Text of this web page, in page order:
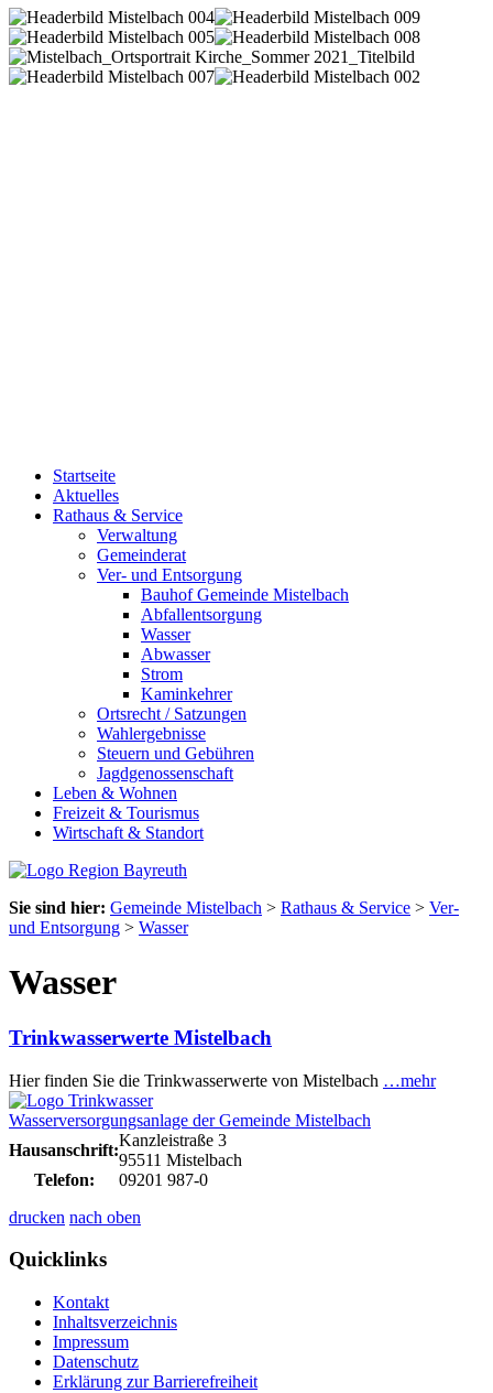
Startseite
Aktuelles
Rathaus & Service
Verwaltung
Gemeinderat
Ver- und Entsorgung
Bauhof Gemeinde Mistelbach
Abfallentsorgung
Wasser
Abwasser
Strom
Kaminkehrer
Ortsrecht / Satzungen
Wahlergebnisse
Steuern und Gebühren
Jagdgenossenschaft
Leben & Wohnen
Freizeit & Tourismus
Wirtschaft & Standort
Sie sind hier: Gemeinde Mistelbach > Rathaus & Service > Ver-
und Entsorgung > Wasser
Wasser
Trinkwasserwerte Mistelbach
Hier finden Sie die Trinkwasserwerte von Mistelbach …mehr
Wasserversorgungsanlage der Gemeinde Mistelbach
Hausanschrift:
Kanzleistraße 3
95511 Mistelbach
Telefon:
09201 987-0
drucken nach oben
Quicklinks
Kontakt
Inhaltsverzeichnis
Impressum
Datenschutz
Erklärung zur Barrierefreiheit